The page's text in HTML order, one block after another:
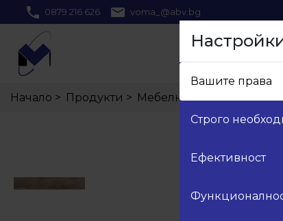
0879 216 626 voma_@abv.bg
Вашите права
Строго
Ефективност
>
Начало >
Продукти >
Мебелни кантове 847